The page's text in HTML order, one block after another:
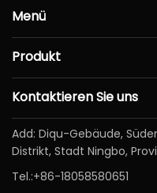
Menü
Produkt
Kontaktieren Sie uns
Add: Diqu-Gebäude,
Distrikt, Stadt Ningbo,
Tel.:+86-18058580651